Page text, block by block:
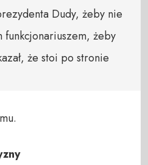
Dudy, żeby nie
funkcjonariuszem, żeby
że stoi po stronie